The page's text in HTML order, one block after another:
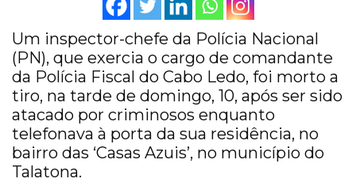
Um inspector-chefe da Polícia Nacional
(PN), que exercia o cargo de comandante
da Polícia Fiscal do Cabo Ledo, foi morto a
tiro, na tarde de domingo, 10, após ser sido
atacado por criminosos enquanto
telefonava à porta da sua residência, no
bairro das ‘Casas Azuis’, no município do
Talatona.